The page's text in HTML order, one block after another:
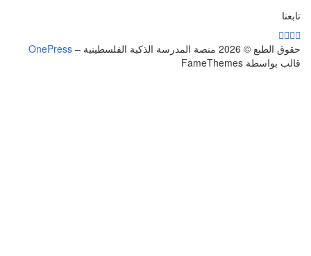
تابعنا
حقوق الطبع © 2026 منصة المدرسة الذكية الفلسطينية –
OnePress
قالب بواسطة FameThemes